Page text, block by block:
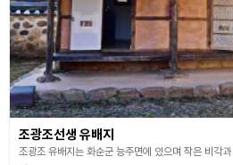
조광조선생 유배지